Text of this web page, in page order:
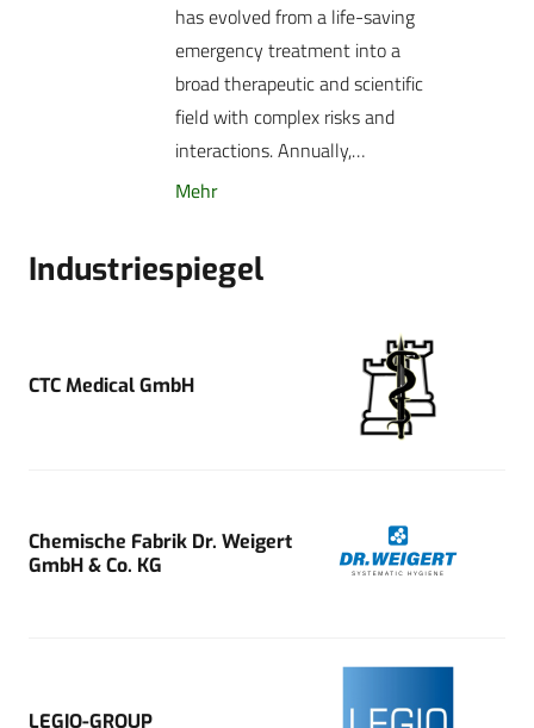
has evolved from a life-saving
emergency treatment into a
broad therapeutic and scientific
field with complex risks and
interactions. Annually,…
Mehr
Industriespiegel
CTC Medical GmbH
Chemische Fabrik Dr. Weigert
GmbH & Co. KG
LEGIO-GROUP